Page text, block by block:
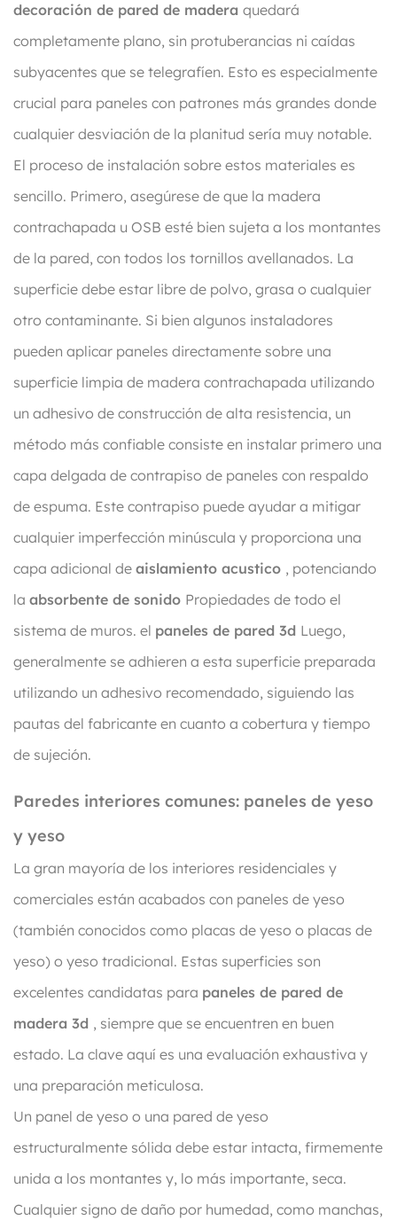
decoración de pared de madera quedará
completamente plano, sin protuberancias ni caídas
subyacentes que se telegrafíen. Esto es especialmente
crucial para paneles con patrones más grandes donde
cualquier desviación de la planitud sería muy notable.
El proceso de instalación sobre estos materiales es
sencillo. Primero, asegúrese de que la madera
contrachapada u OSB esté bien sujeta a los montantes
de la pared, con todos los tornillos avellanados. La
superficie debe estar libre de polvo, grasa o cualquier
otro contaminante. Si bien algunos instaladores
pueden aplicar paneles directamente sobre una
superficie limpia de madera contrachapada utilizando
un adhesivo de construcción de alta resistencia, un
método más confiable consiste en instalar primero una
capa delgada de contrapiso de paneles con respaldo
de espuma. Este contrapiso puede ayudar a mitigar
cualquier imperfección minúscula y proporciona una
capa adicional de aislamiento acustico , potenciando
la absorbente de sonido Propiedades de todo el
sistema de muros. el paneles de pared 3d Luego,
generalmente se adhieren a esta superficie preparada
utilizando un adhesivo recomendado, siguiendo las
pautas del fabricante en cuanto a cobertura y tiempo
de sujeción.
Paredes interiores comunes: paneles de yeso
y yeso
La gran mayoría de los interiores residenciales y
comerciales están acabados con paneles de yeso
(también conocidos como placas de yeso o placas de
yeso) o yeso tradicional. Estas superficies son
excelentes candidatas para paneles de pared de
madera 3d , siempre que se encuentren en buen
estado. La clave aquí es una evaluación exhaustiva y
una preparación meticulosa.
Un panel de yeso o una pared de yeso
estructuralmente sólida debe estar intacta, firmemente
unida a los montantes y, lo más importante, seca.
Cualquier signo de daño por humedad, como manchas,